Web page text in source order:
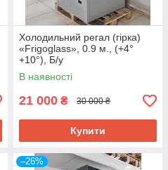
Холодильний регал (гірка)
«Frigoglass», 0.9 м., (+4°
+10°), Б/у
В наявності
21 000 ₴ 30 000 ₴
Купити
–26%